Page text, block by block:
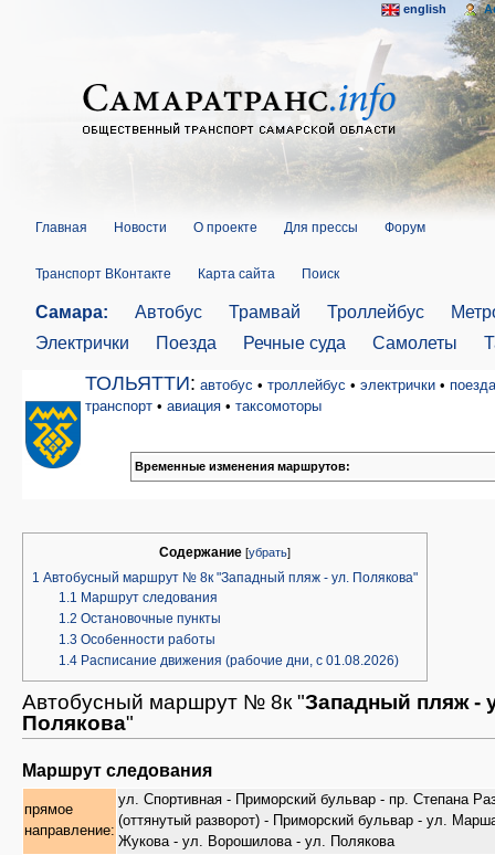
Главная Новости О проекте Для прессы Форум
Транспорт ВКонтакте Карта сайта Поиск
Самара: Автобус Трамвай Троллейбус
Электрички
Поезда Речные суда Самолеты
ТОЛЬЯТТИ: автобус • троллейбус • электрички • поезда
транспорт • авиация • таксомоторы
Временные изменения маршрутов:
Содержание [убрать]
1 Автобусный маршрут № 8к "Западный пляж - ул. Полякова"
1.1 Маршрут следования
1.2 Остановочные пункты
1.3 Особенности работы
1.4 Расписание движения (рабочие дни, с 01.08.2026)
Автобусный маршрут № 8к "Западный пляж -
Полякова"
Маршрут следования
прямое
направление:
ул. Спортивная - Приморский бульвар - пр. Степана
(оттянутый разворот) - Приморский бульвар - ул.
Жукова - ул. Ворошилова - ул. Полякова
english